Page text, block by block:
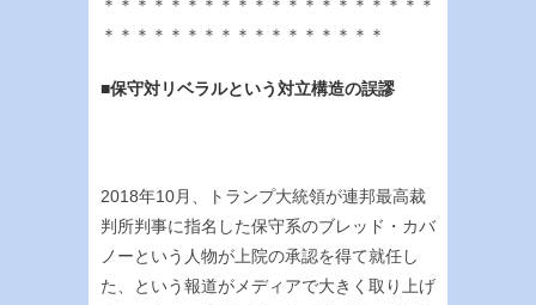
＊＊＊＊＊＊＊＊＊＊＊＊＊＊＊＊＊＊＊＊
＊＊＊＊＊＊＊＊＊＊＊＊＊＊＊＊＊
■保守対リベラルという対立構造の誤謬
2018年10月、トランプ大統領が連邦最高裁
判所判事に指名した保守系のブレッド・カバ
ノーという人物が上院の承認を得て就任し
た、という報道がメディアで大きく取り上げ